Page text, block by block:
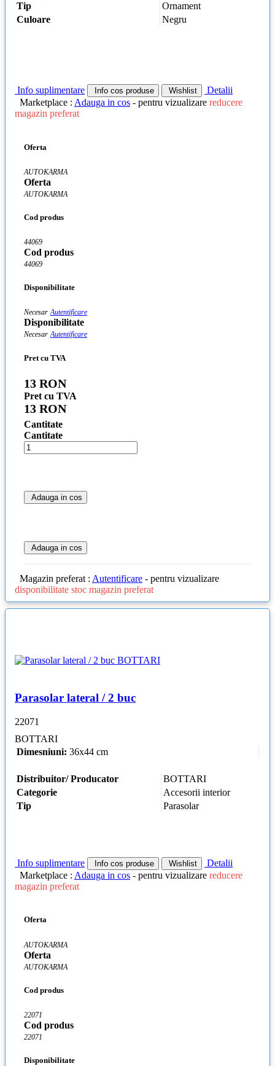
Tip
Ornament
Culoare
Negru
Info suplimentare Info cos produse Wishlist
Detalii
Marketplace : Adauga in cos - pentru vizualizare reducere
magazin preferat
Oferta
AUTOKARMA
Oferta
AUTOKARMA
Cod produs
44069
Cod produs
44069
Disponibilitate
Necesar Autentificare
Disponibilitate
Necesar Autentificare
Pret cu TVA
13 RON
Pret cu TVA
13 RON
Cantitate
Cantitate
Adauga in cos
Adauga in cos
Magazin preferat : Autentificare - pentru vizualizare
disponibilitate stoc magazin preferat
Parasolar lateral / 2 buc
22071
BOTTARI
Dimesniuni: 36x44 cm
Distribuitor/ Producator
BOTTARI
Categorie
Accesorii interior
Tip
Parasolar
Info suplimentare Info cos produse Wishlist
Detalii
Marketplace : Adauga in cos - pentru vizualizare reducere
magazin preferat
Oferta
AUTOKARMA
Oferta
AUTOKARMA
Cod produs
22071
Cod produs
22071
Disponibilitate